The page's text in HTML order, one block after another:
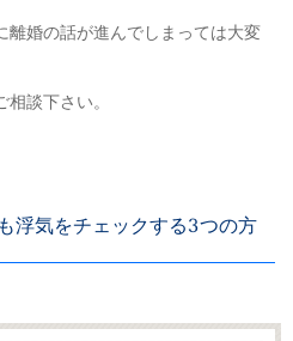
離婚の話が進んでしまっては大変
談下さい。
浮気をチェックする3つの方